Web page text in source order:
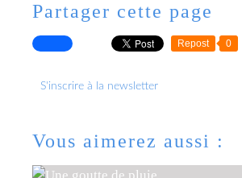
Partager cette page
Repost 0
S'inscrire à la newsletter
Vous aimerez aussi :